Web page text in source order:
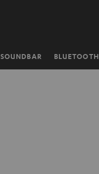
SOUNDBAR BLUETOOTH